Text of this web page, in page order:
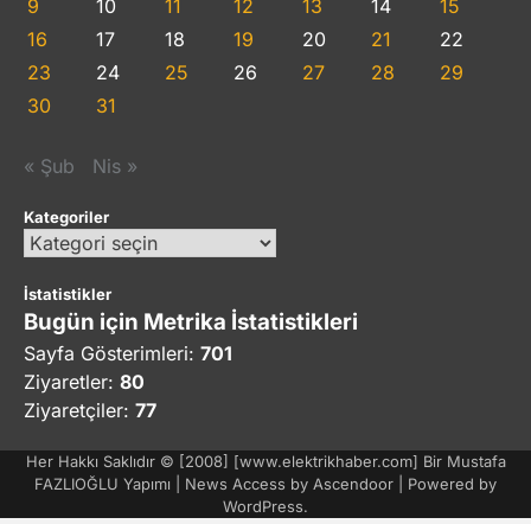
9
10 11 12 13 14
15
16
17 18 19 20 21
22
23
24 25 26 27 28
29
30
31
« Şub Nis »
Kategoriler
Kategoriler
İstatistikler
Bugün için Metrika İstatistikleri
Sayfa Gösterimleri: 701
Ziyaretler: 80
Ziyaretçiler: 77
Her Hakkı Saklıdır © [2008] [www.elektrikhaber.com] Bir Mustafa
FAZLIOĞLU Yapımı | News Access by Ascendoor | Powered by
WordPress.